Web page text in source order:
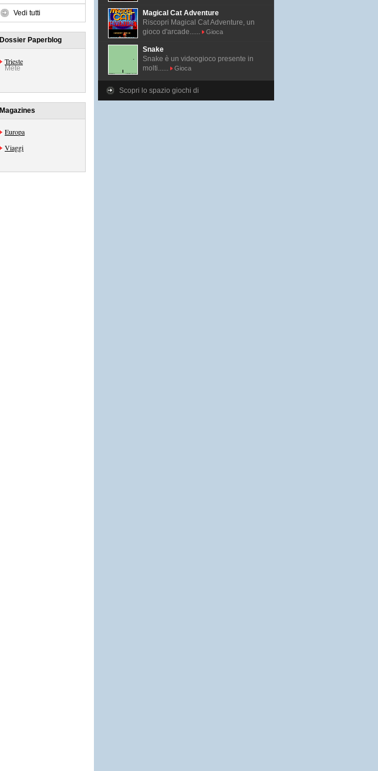
Vedi tutti
Dossier Paperblog
Trieste
Mete
Magazines
Europa
Viaggi
Magical Cat Adventure
Riscopri Magical Cat Adventure, un
gioco d'arcade......
Gioca
Snake
Snake è un videogioco presente in
molti......
Gioca
Scopri lo spazio giochi di